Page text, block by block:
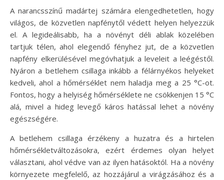
A narancsszínű madártej számára elengedhetetlen, hogy
világos, de közvetlen napfénytől védett helyen helyezzük
el. A legideálisabb, ha a növényt déli ablak közelében
tartjuk télen, ahol elegendő fényhez jut, de a közvetlen
napfény elkerülésével megóvhatjuk a leveleit a leégéstől.
Nyáron a betlehem csillaga inkább a félárnyékos helyeket
kedveli, ahol a hőmérséklet nem haladja meg a 25 °C-ot.
Fontos, hogy a helyiség hőmérséklete ne csökkenjen 15 °C
alá, mivel a hideg levegő káros hatással lehet a növény
egészségére.
A betlehem csillaga érzékeny a huzatra és a hirtelen
hőmérsékletváltozásokra, ezért érdemes olyan helyet
választani, ahol védve van az ilyen hatásoktól. Ha a növény
környezete megfelelő, az hozzájárul a virágzásához és a